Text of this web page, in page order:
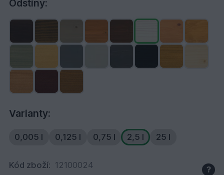
Odstíny:
Varianty:
0,005 l 0,125 l 0,75 l 2,5 l 25 l
Kód zboží: 12100024 ?